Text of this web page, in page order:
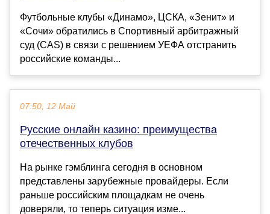
Футбольные клубы «Динамо», ЦСКА, «Зенит» и
«Сочи» обратились в Спортивный арбитражный
суд (CAS) в связи с решением УЕФА отстранить
российские команды...
07:50, 12 Май
Русские онлайн казино: преимущества
отечественных клубов
На рынке гэмблинга сегодня в основном
представлены зарубежные провайдеры. Если
раньше российским площадкам не очень
доверяли, то теперь ситуация изме...